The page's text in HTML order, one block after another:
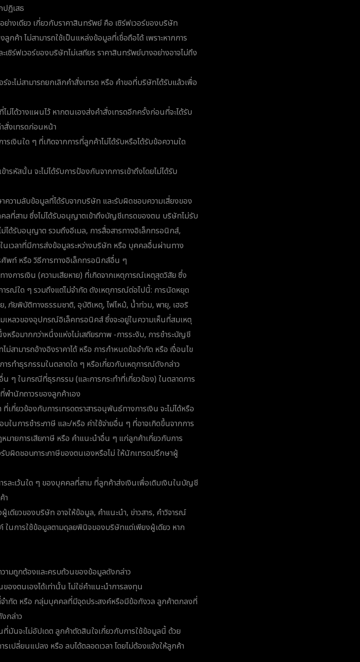
ปฏิเสธ
างเดียว เกี่ยวกับราคาสินทรัพย์ คือ เซิร์ฟเวอร์ของบริษัท
ค้า ไม่สามารถใช้เป็นแหล่งข้อมูลที่เชื่อถือได้ เพราะหากการ
เซิร์ฟเวอร์ของบริษัทไม่เสถียร ราคาสินทรัพย์บางอย่างอาจไม่ถึง
ร์จะไม่สามารถยกเลิกคำสั่งเทรด หรือ คำขอที่บริษัทได้รับแล้วเพื่อ
ม่ได้วางแผนไว้ หากตนเองส่งคำสั่งเทรดอีกครั้งก่อนที่จะได้รับ
สั่งเทรดก่อนหน้า
เงินใด ๆ ที่เกิดจากการที่ลูกค้าไม่ได้รับหรือได้รับข้อความใด
รหัสนั้น จะไม่ได้รับการป้องกันจากการเข้าถึงโดยไม่ได้รับ
วามลับข้อมูลที่ได้รับจากบริษัท และรับผิดชอบความเสี่ยงของ
ลที่สาม ซึ่งไม่ได้รับอนุญาตเข้าถึงบัญชีเทรดของตน บริษัทไม่รับ
ด้รับอนุญาต รวมถึงอีเมล, การสื่อสารทางอิเล็กทรอนิกส์,
เวลาที่มีการส่งข้อมูลระหว่างบริษัท หรือ บุคคลอื่นผ่านทาง
ศัพท์ หรือ วิธีการทางอิเล็กทรอนิกส์อื่น ๆ
งการเงิน (ความเสียหาย) ที่เกิดจากเหตุการณ์เหตุสุดวิสัย ซึ่ง
รณ์ใด ๆ รวมถึงแต่ไม่จำกัด ดังเหตุการณ์ต่อไปนี้: การนัดหยุด
ภัยพิบัติทางธรรมชาติ, อุบัติเหตุ, ไฟไหม้, น้ำท่วม, พายุ, เฮอริ
เหลวของอุปกรณ์อิเล็คทรอนิคส์ ซึ่งจะอยู่ในความเห็นที่สมเหตุ
รือมากกว่าหนึ่งแห่งไม่เสถียรภาพ -การระงับ, การชำระบัญชี
ามารถอ้างอิงราคาได้ หรือ การกำหนดข้อจำกัด หรือ เงื่อนไข
ารทำธุรกรรมในตลาดใด ๆ หรือเกี่ยวกับเหตุการณ์ดังกล่าว
น ๆ ในกรณีที่ธุรกรรม (และการกระทำที่เกี่ยวข้อง) ในตลาดการ
พำนักถาวรของลูกค้าเอง
กี่ยวข้องกับการเทรดตราสารอนุพันธ์ทางการเงิน จะไม่ได้หรือ
นการชำระภาษี และ/หรือ ค่าใช้จ่ายอื่น ๆ ที่อาจเกิดขึ้นจากการ
มายการเสียภาษี หรือ คำแนะนำอื่น ๆ แก่ลูกค้าเกี่ยวกับการ
บผิดชอบภาระภาษีของตนเองหรือไม่ ให้นักเทรดปรึกษาผู้
ละเว้นใด ๆ ของบุคคลที่สาม ที่ลูกค้าส่งเงินเพื่อเติมเงินในบัญชี
า
ดียวของบริษัท อาจให้ข้อมูล, คำแนะนำ, ข่าวสาร, คำวิจารณ์
ในการใช้ข้อมูลตามดุลยพินิจของบริษัทแต่เพียงผู้เดียว หาก
ามถูกต้องและครบถ้วนของข้อมูลดังกล่าว
องตนเองได้เท่านั้น ไม่ใช่คำแนะนำการลงทุน
ำกัด หรือ กลุ่มบุคคลที่มีจุดประสงค์หรือมีข้อกังวล ลูกค้าตกลงที่
กล่าว
มันจะไม่อัปเดต ลูกค้าตัดสินใจเกี่ยวกับการใช้ข้อมูลนี้ ด้วย
ปลี่ยนแปลง หรือ ลบได้ตลอดเวลา โดยไม่ต้องแจ้งให้ลูกค้า